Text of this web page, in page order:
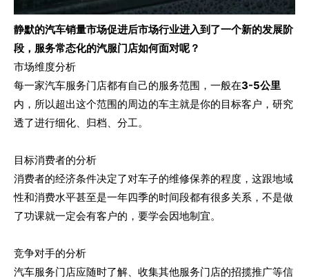
静默的汽车销量市场促进后市场行业进入到了一个新的发展阶
段，服务常态化的汽服门店如何面对呢？
市场维度分析
每一家汽车服务门店都有自己的服务范围，一般在3-5公里
内，所以超出这个范围的周边的车主就是你的目标客户，研究
透了进行细化、归档、分工。
目标消费者的分析
消费者的经济条件决定了对车子的维修保养的程度，这跟地域
性和消费水平甚至是一年四季的时间段都有很多关系，不是做
了功课就一定会有客户的，要学会因地制宜。
竞争对手的分析
汽车服务门店应随时了解、收集其他服务门店的招揽推广等信